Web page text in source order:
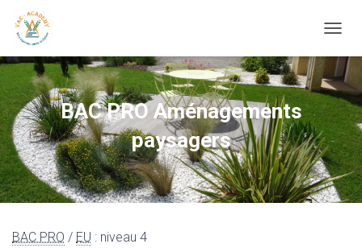
BAC PRO Aménagements
paysagers
BAC PRO / EU : niveau 4